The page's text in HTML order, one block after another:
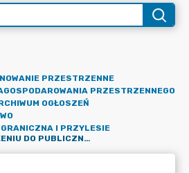
PRZESTRZENNE
PRZESTRZENNEGO
OGŁOSZEŃ
I PRZYLESIE
OGŁOSZENIE O WYŁOŻENIU DO PUBLICZNEGO WGLĄDU PROJEKTU MIEJSCOWEGO PLANU ZAGOSPODAROWANIA PRZESTRZENNEGO TERENU W MIEJSCOWOŚCI ZAKRZEWO, W REJONIE UL. GRANICZNEJ I PRZYLESIE.